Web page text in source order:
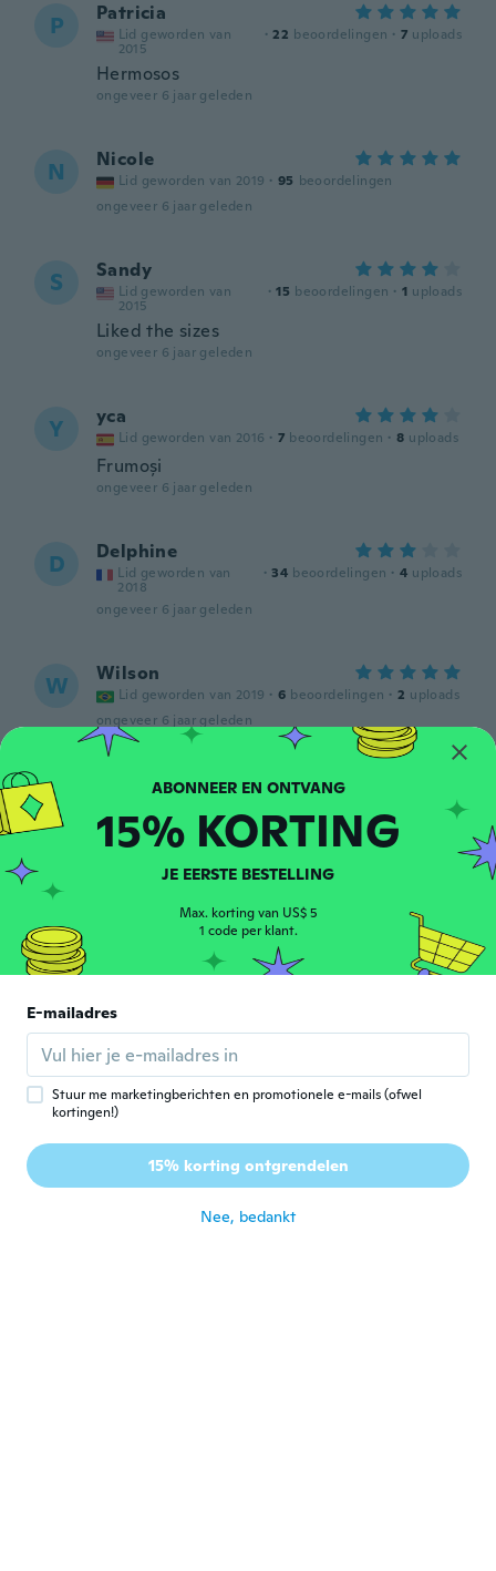
P Patricia
Lid geworden van
2015
· 22 beoordelingen · 7 uploads
Hermosos
ongeveer 6 jaar geleden
N Nicole
Lid geworden van 2019 · 95 beoordelingen
ongeveer 6 jaar geleden
S Sandy
Lid geworden van
2015
· 15 beoordelingen · 1 uploads
Liked the sizes
ongeveer 6 jaar geleden
Y yca
Lid geworden van 2016 · 7 beoordelingen · 8 uploads
Frumoși
ongeveer 6 jaar geleden
D Delphine
Lid geworden van
2018
· 34 beoordelingen · 4 uploads
ongeveer 6 jaar geleden
W Wilson
Lid geworden van 2019 · 6 beoordelingen · 2 uploads
ongeveer 6 jaar geleden
P Patricia
ongeveer 6 jaar geleden
B
Lid geworden van
· 158 beoordelingen uploads
Belle boucle d'oreille
ongeveer 6 jaar geleden
D Domenico
Lid geworden van 2018
Brady
Lid geworden van 2016 · 11 beoordelingen
ABONNEER EN ONTVANG
15% KORTING
JE EERSTE BESTELLING
Max. korting van US$ 5
1 code per klant.
E-mailadres
Stuur me marketingberichten en promotionele e-mails (ofwel
kortingen!)
15% korting ontgrendelen
Nee, bedankt